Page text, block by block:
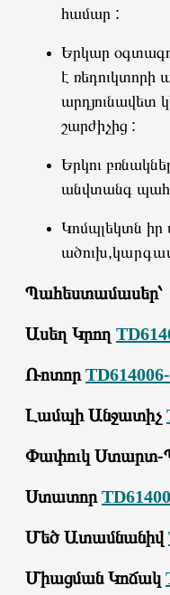
համար :
Երկար
է ռեդուկտորի
արդյունավետ
շարժիչից :
Երկու
անվտանգ
Կոմպլեկտն իր
ածուխ,կ
Պահեստամասեր՝
Ասեղ Կրող
Ռոտոր
Լամպի Անջատիչ
Փափուկ
Ստատոր
Մեծ Ատամնանիվ
Միացման Կոճակ